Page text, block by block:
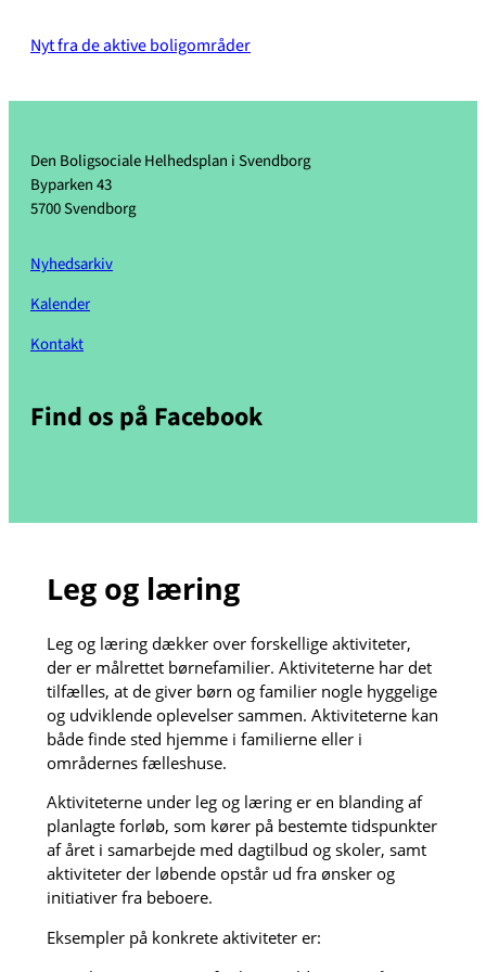
Nyt fra de aktive boligområder
Den Boligsociale Helhedsplan i Svendborg
Byparken 43
5700 Svendborg
Nyhedsarkiv
Kalender
Kontakt
Find os på Facebook
Leg og læring
Leg og læring dækker over forskellige aktiviteter,
der er målrettet børnefamilier. Aktiviteterne har det
tilfælles, at de giver børn og familier nogle hyggelige
og udviklende oplevelser sammen. Aktiviteterne kan
både finde sted hjemme i familierne eller i
områdernes fælleshuse.
Aktiviteterne under leg og læring er en blanding af
planlagte forløb, som kører på bestemte tidspunkter
af året i samarbejde med dagtilbud og skoler, samt
aktiviteter der løbende opstår ud fra ønsker og
initiativer fra beboere.
Eksempler på konkrete aktiviteter er: